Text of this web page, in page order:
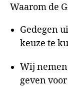
Waarom de
Gedegen
keuze te
Wij
geven